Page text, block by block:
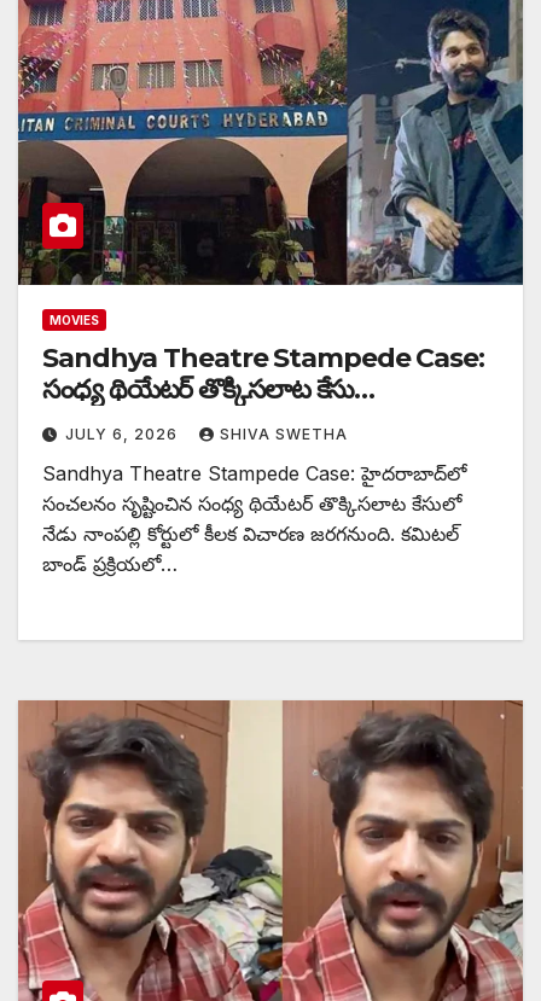
MOVIES
Sandhya Theatre Stampede Case:
సంధ్య థియేటర్ తొక్కిసలాట కేసు…
JULY 6, 2026 SHIVA SWETHA
Sandhya Theatre Stampede Case: హైదరాబాద్‌లో
సంచలనం సృష్టించిన సంధ్య థియేటర్ తొక్కిసలాట కేసులో
నేడు నాంపల్లి కోర్టులో కీలక విచారణ జరగనుంది. కమిటల్
బాండ్ ప్రక్రియలో…